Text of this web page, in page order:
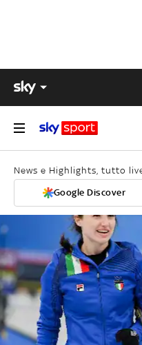
News e Highlights, tutto
Google Discover